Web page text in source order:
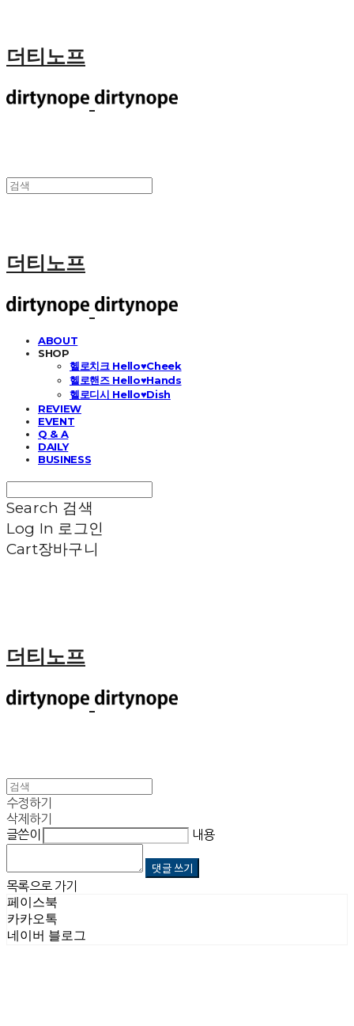
더티노프
더티노프
ABOUT
SHOP
헬로치크 Hello♥Cheek
헬로핸즈 Hello♥Hands
헬로디시 Hello♥Dish
REVIEW
EVENT
Q & A
DAILY
BUSINESS
Search 검색
Log In 로그인
Cart장바구니
더티노프
수정하기
삭제하기
글쓴이
내용
댓글 쓰기
목록으로 가기
페이스북
카카오톡
네이버 블로그